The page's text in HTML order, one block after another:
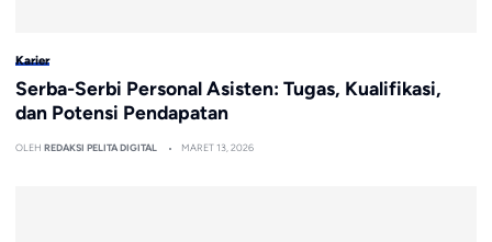
Karier
Serba-Serbi Personal Asisten: Tugas, Kualifikasi,
dan Potensi Pendapatan
OLEH REDAKSI PELITA DIGITAL MARET 13, 2026